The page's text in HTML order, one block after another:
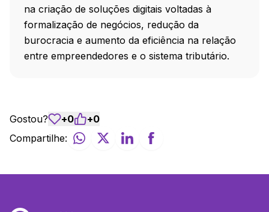
na criação de soluções digitais voltadas à
formalização de negócios, redução da
burocracia e aumento da eficiência na relação
entre empreendedores e o sistema tributário.
Gostou? +0 +0
Compartilhe: